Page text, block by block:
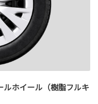
ホイール（樹脂フルキ